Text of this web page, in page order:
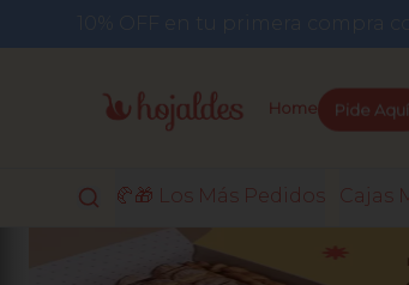
10% OFF en tu primera compra
Home
Pide Aquí
🥐🎁 Los Más Pedidos Cajas